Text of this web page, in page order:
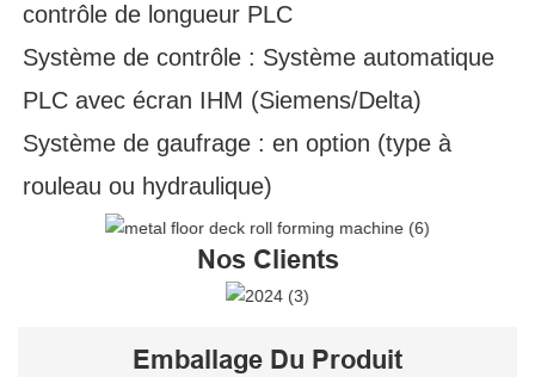
contrôle de longueur PLC
Système de contrôle : Système automatique
PLC avec écran IHM (Siemens/Delta)
Système de gaufrage : en option (type à
rouleau ou hydraulique)
Nos Clients
Emballage Du Produit